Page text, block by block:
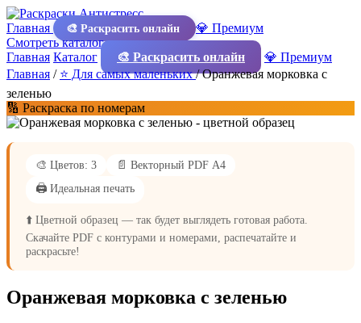
Главная 🎨 Раскрасить онлайн
💎 Премиум
Смотреть каталог
Главная Каталог 🎨 Раскрасить онлайн
💎 Премиум
Главная / ⭐ Для самых маленьких/Оранжевая морковка с
зеленью
🔢 Раскраска по номерам
🎨 Цветов: 3
📄 Векторный PDF А4
🖨️ Идеальная печать
⬆️ Цветной образец — так будет выглядеть готовая работа.
Скачайте PDF с контурами и номерами, распечатайте и
раскрасьте!
Оранжевая морковка с зеленью